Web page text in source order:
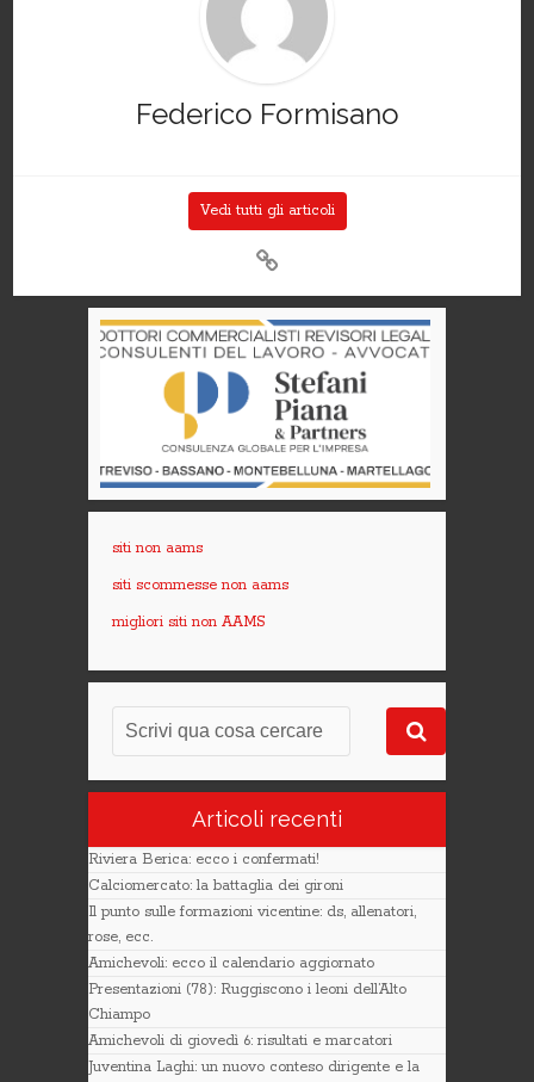
Federico Formisano
Vedi tutti gli articoli
siti non aams
siti scommesse non aams
migliori siti non AAMS
Articoli recenti
Riviera Berica: ecco i confermati!
Calciomercato: la battaglia dei gironi
Il punto sulle formazioni vicentine: ds, allenatori,
rose, ecc.
Amichevoli: ecco il calendario aggiornato
Presentazioni (78): Ruggiscono i leoni dell’Alto
Chiampo
Amichevoli di giovedì 6: risultati e marcatori
Juventina Laghi: un nuovo conteso dirigente e la